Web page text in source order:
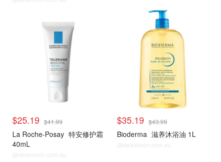
$25.19 $41.99
La Roche-Posay 特安修护霜
40mL
@dealmoon.com.au
$35.19 $43.99
Bioderma 滋养沐浴油 1L
@dealmoon.com.au